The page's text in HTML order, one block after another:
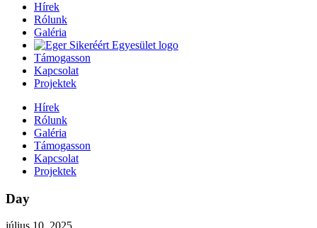
Hírek
Rólunk
Galéria
Támogasson
Kapcsolat
Projektek
Hírek
Rólunk
Galéria
Támogasson
Kapcsolat
Projektek
Day